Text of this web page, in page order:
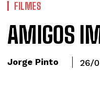
FILMES
AMIGOS
Jorge Pinto 26/